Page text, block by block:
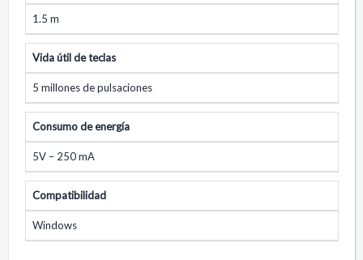
1.5 m
Vida útil de teclas
5 millones de pulsaciones
Consumo de energía
5V – 250 mA
Compatibilidad
Windows